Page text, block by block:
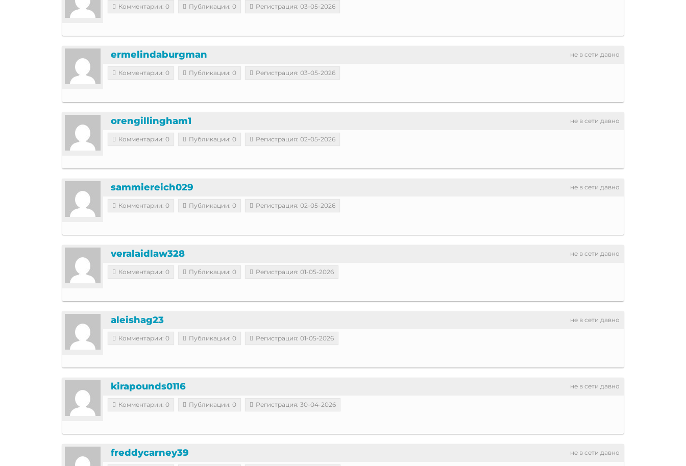
Комментарии: 0 Публикации: 0 Регистрация: 03-05-2026
не в сети давно
ermelindaburgman
Комментарии: 0 Публикации: 0 Регистрация: 03-05-2026
не в сети давно
orengillingham1
Комментарии: 0 Публикации: 0 Регистрация: 02-05-2026
не в сети давно
sammiereich029
Комментарии: 0 Публикации: 0 Регистрация: 02-05-2026
не в сети давно
veralaidlaw328
Комментарии: 0 Публикации: 0 Регистрация: 01-05-2026
не в сети давно
aleishag23
Комментарии: 0 Публикации: 0 Регистрация: 01-05-2026
не в сети давно
kirapounds0116
Комментарии: 0 Публикации: 0 Регистрация: 30-04-2026
не в сети давно
freddycarney39